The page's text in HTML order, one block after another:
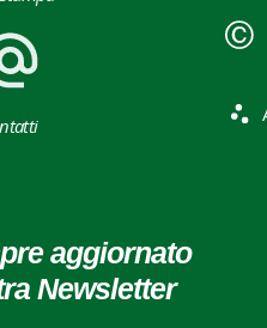
aggiornato
Newsletter